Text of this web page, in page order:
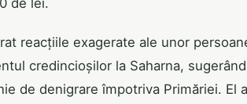
de lei.
reacțiile exagerate ale unor
credincioșilor la Saharna,
de denigrare împotriva Primăriei. El a